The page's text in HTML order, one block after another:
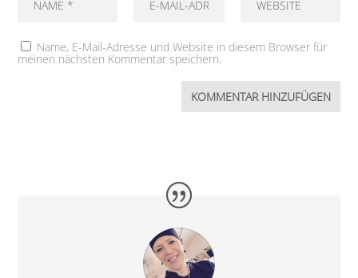
Name, E-Mail-Adresse und Website in diesem Browser für
meinen nächsten Kommentar speichern.